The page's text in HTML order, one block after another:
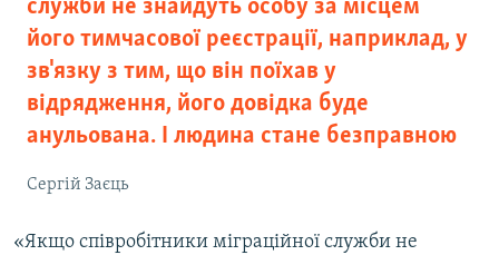
служби не знайдуть особу за місцем
його тимчасової реєстрації, наприклад, у
зв'язку з тим, що він поїхав у
відрядження, його довідка буде
анульована. І людина стане безправною
Сергій Заєць
«Якщо співробітники міграційної служби не